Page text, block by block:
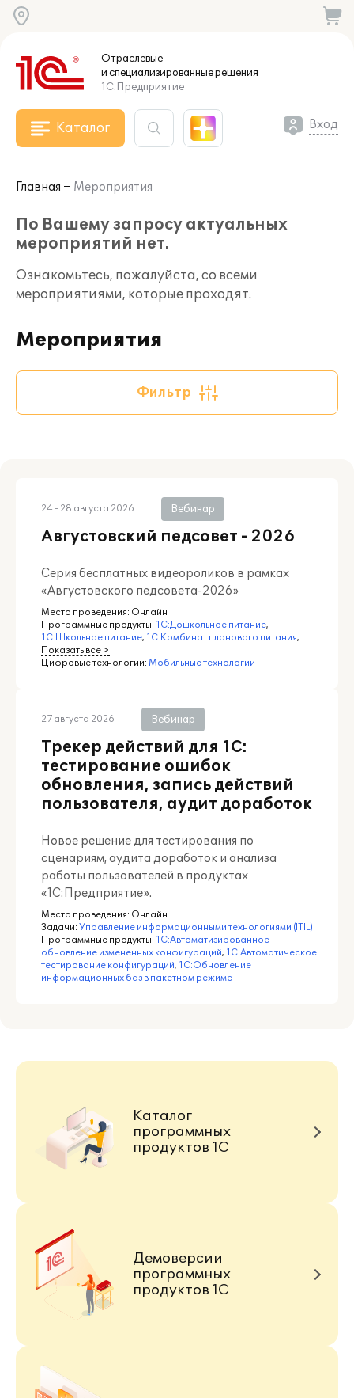
Отраслевые
и специализированныерешения
1С:Предприятие
Каталог Вход
Главная Мероприятия
Мероприятия
По Вашему запросу актуальных
мероприятий нет.
Ознакомьтесь, пожалуйста, со всеми
мероприятиями, которые проходят.
24 - 28 августа 2026 Вебинар
Августовский педсовет - 2026
Серия бесплатных видеороликов в рамках
«Августовского педсовета-2026»
Место проведения: Онлайн
Программные продукты: 1С:Дошкольное питание,
1С:Школьное питание, 1С:Комбинат планового питания,
Показать все >
Цифровые технологии: Мобильные технологии
27 августа 2026 Вебинар
Трекер действий для 1С:
тестирование ошибок
обновления, запись действий
пользователя, аудит доработок
Новое решение для тестирования по
сценариям, аудита доработок и анализа
работы пользователей в продуктах
«1С:Предприятие».
Место проведения: Онлайн
Задачи: Управление информационными технологиями (ITIL)
Программные продукты: 1С:Автоматизированное
обновление измененных конфигураций, 1С:Автоматическое
тестирование конфигураций, 1С:Обновление
информационных баз в пакетном режиме
Фильтр
Каталог
программных
продуктов 1С
Демоверсии
программных
продуктов 1С